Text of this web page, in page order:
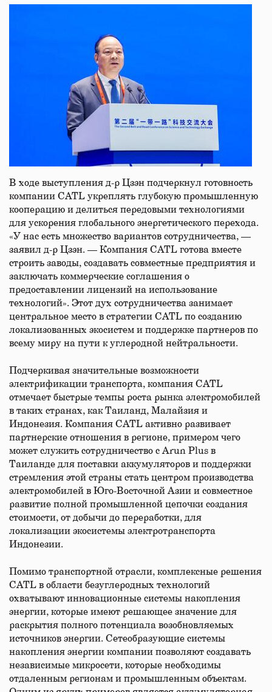
В ходе выступления д-р Цзэн подчеркнул готовность
компании CATL укреплять глубокую промышленную
кооперацию и делиться передовыми технологиями
для ускорения глобального энергетического перехода.
«У нас есть множество вариантов сотрудничества, —
заявил д-р Цзэн. — Компания CATL готова вместе
строить заводы, создавать совместные предприятия и
заключать коммерческие соглашения о
предоставлении лицензий на использование
технологий». Этот дух сотрудничества занимает
центральное место в стратегии CATL по созданию
локализованных экосистем и поддержке партнеров по
всему миру на пути к углеродной нейтральности.
Подчеркивая значительные возможности
электрификации транспорта, компания CATL
отмечает быстрые темпы роста рынка электромобилей
в таких странах, как Таиланд, Малайзия и
Индонезия. Компания CATL активно развивает
партнерские отношения в регионе, примером чего
может служить сотрудничество с Arun Plus в
Таиланде для поставки аккумуляторов и поддержки
стремления этой страны стать центром производства
электромобилей в Юго-Восточной Азии и совместное
развитие полной промышленной цепочки создания
стоимости, от добычи до переработки, для
локализации экосистемы электротранспорта
Индонезии.
Помимо транспортной отрасли, комплексные решения
CATL в области безуглеродных технологий
охватывают инновационные системы накопления
энергии, которые имеют решающее значение для
раскрытия полного потенциала возобновляемых
источников энергии. Cетеобразующие системы
накопления энергии компании позволяют создавать
независимые микросети, которые необходимы
отдаленным регионам и промышленным объектам.